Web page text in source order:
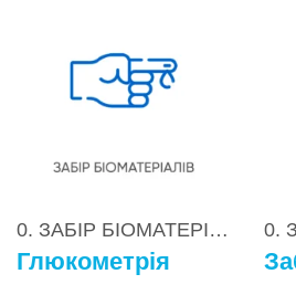
0. ЗАБІР БІОМАТЕРІАЛІВ
Глюкометрія